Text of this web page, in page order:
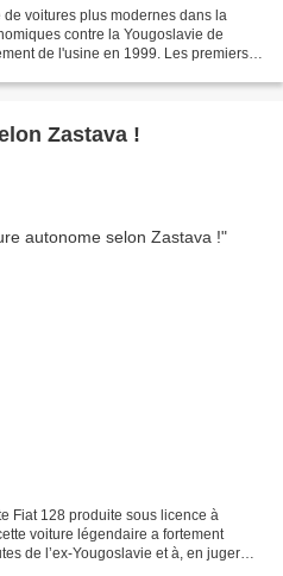
voitures plus modernes dans la
contre la Yougoslavie de
de l'usine en 1999. Les premiers
Zastava !
Fiat 128 produite sous licence à
voiture légendaire a fortement
de l’ex-Yougoslavie et à, en juger